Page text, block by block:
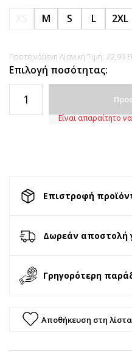
M S L 2XL
Προτεινόμενη Λιανική Τιμή: 22,99
Επιλογή ποσότητας:
Είναι απαραίτητο
Επιστροφή
Δωρεάν αποστολή
Γρηγορότερη
Αποθήκευση στη